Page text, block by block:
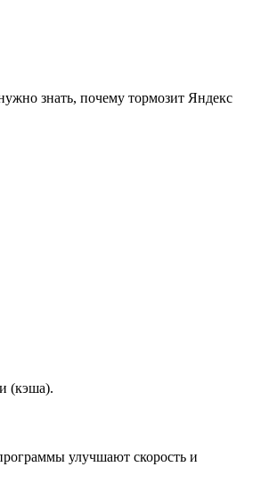
знать, почему тормозит Яндекс
(кэша).
улучшают скорость и